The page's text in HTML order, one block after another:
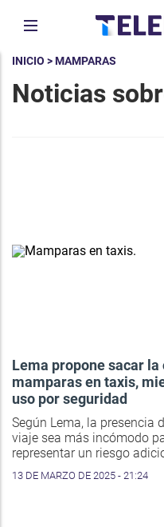
INICIO > MAMPARAS
Noticias
Lema propone sacar
mamparas en taxis,
uso por seguridad
Según Lema, la presencia
viaje sea más incómodo
representar un riesgo
13 DE MARZO DE 2025 - 21:24